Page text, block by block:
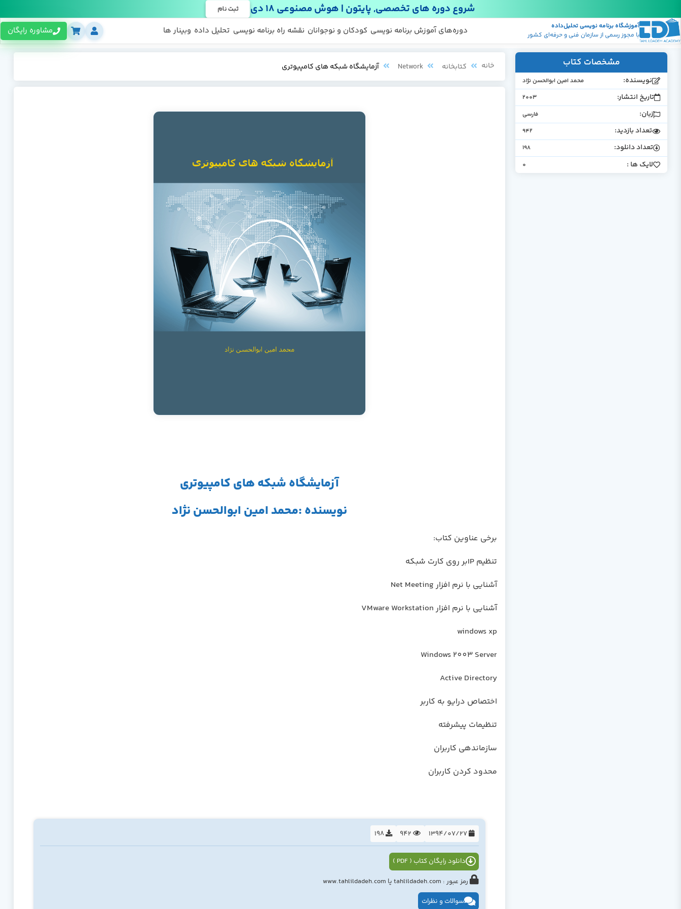
شروع دوره های تخصصی, پایتون | هوش مصنوعی 18 دی ثبت نام
آموزشگاه برنامه نویسی تحلیل‌داده
با مجوز رسمی از سازمان فنی و حرفه‌ای کشور
دوره‌های آموزش برنامه نویسی
پکیج ها
منابع رایگان کودکان و نوجوانان نقشه راه برنامه نویسی تحلیل داده وبینار ها مشاوره رایگان
مشخصات کتاب
نویسنده: محمد امین ابوالحسن نژاد
تاریخ انتشار: 2003
زبان: فارسی
تعداد بازدید: 942
تعداد دانلود: 198
لایک ها : 0
خانه کتابخانه Network آزمایشگاه شبکه های کامپیوتری
آزمایشگاه شبکه های کامپیوتری
نویسنده :محمد امین ابوالحسن نژاد
برخی عناوین کتاب:
تنظیم IPبر روی کارت شبکه
آشنایی با نرم افزار Net Meeting
آشنایی با نرم افزار VMware Workstation
windows xp
Windows 2003 Server
Active Directory
اختصاص درایو به کاربر
تنظیمات پیشرفته
سازماندهی کاربران
محدود کردن کاربران
1394/07/27
942
198
دانلود رایگان کتاب ( PDF )
رمز عبور : tahlildadeh.com یا www.tahlildadeh.com
سوالات و نظرات